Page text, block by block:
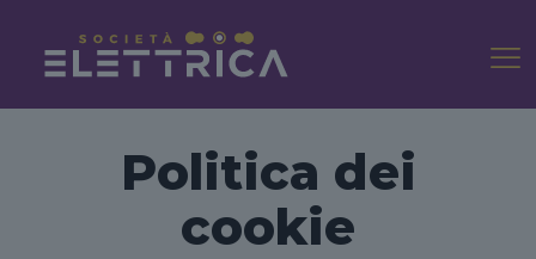
Politica dei
cookie